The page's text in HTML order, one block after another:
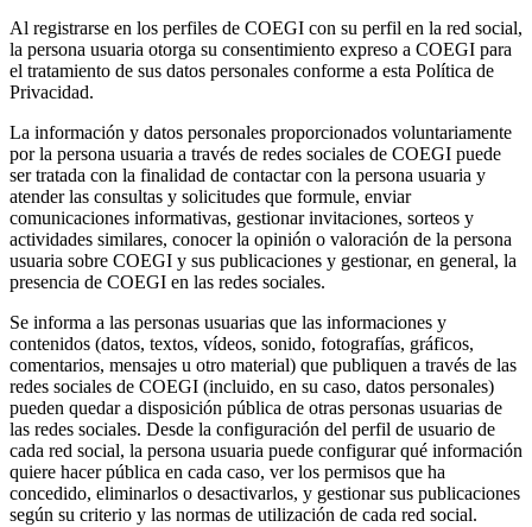
Al registrarse en los perfiles de COEGI con su perfil en la red social,
la persona usuaria otorga su consentimiento expreso a COEGI para
el tratamiento de sus datos personales conforme a esta Política de
Privacidad.
La información y datos personales proporcionados voluntariamente
por la persona usuaria a través de redes sociales de COEGI puede
ser tratada con la finalidad de contactar con la persona usuaria y
atender las consultas y solicitudes que formule, enviar
comunicaciones informativas, gestionar invitaciones, sorteos y
actividades similares, conocer la opinión o valoración de la persona
usuaria sobre COEGI y sus publicaciones y gestionar, en general, la
presencia de COEGI en las redes sociales.
Se informa a las personas usuarias que las informaciones y
contenidos (datos, textos, vídeos, sonido, fotografías, gráficos,
comentarios, mensajes u otro material) que publiquen a través de las
redes sociales de COEGI (incluido, en su caso, datos personales)
pueden quedar a disposición pública de otras personas usuarias de
las redes sociales. Desde la configuración del perfil de usuario de
cada red social, la persona usuaria puede configurar qué información
quiere hacer pública en cada caso, ver los permisos que ha
concedido, eliminarlos o desactivarlos, y gestionar sus publicaciones
según su criterio y las normas de utilización de cada red social.